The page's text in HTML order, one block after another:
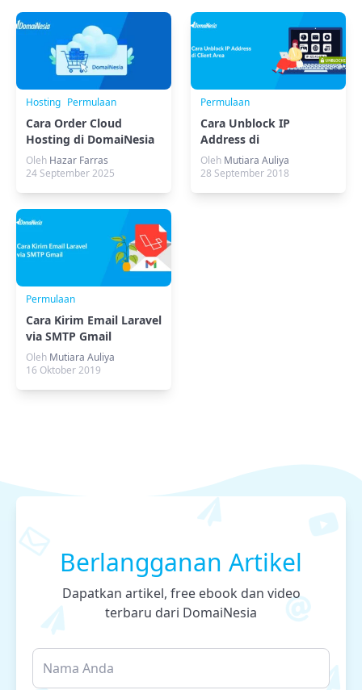
Hosting Permulaan
Cara Order Cloud
Hosting di DomaiNesia
Oleh Hazar Farras
24 September 2025
Permulaan
Cara Unblock IP
Address di
MyDomaiNesia
Oleh Mutiara Auliya
28 September 2018
Permulaan
Cara Kirim Email Laravel
via SMTP Gmail
Oleh Mutiara Auliya
16 Oktober 2019
Berlangganan Artikel
Dapatkan artikel, free ebook dan video
terbaru dari DomaiNesia